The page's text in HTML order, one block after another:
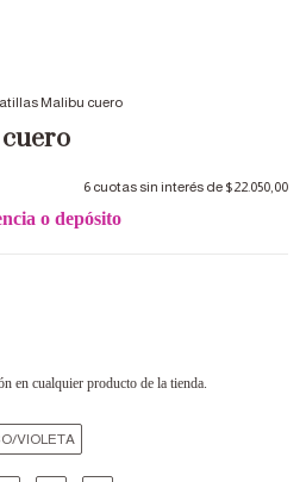
Malibu cuero
6 cuotas sin interés de $22.050,00
o depósito
en cualquier producto de la tienda.
VIOLETA